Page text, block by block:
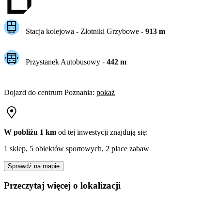
Stacja kolejowa - Złotniki Grzybowe- 913m
Przystanek Autobusowy - 442m
Dojazd do centrum Poznania: pokaż
W pobliżu 1 km od tej inwestycji znajdują się:
1 sklep, 5 obiektów sportowych, 2 place zabaw
Sprawdź na mapie
Przeczytaj więcej o lokalizacji